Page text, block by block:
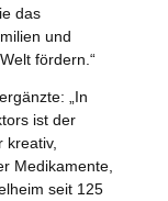
das
und
fördern.“
„In
ist der
kreativ,
Medikamente,
seit 125